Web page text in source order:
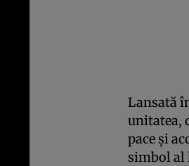
Lansată
unitatea,
pace și
simbol al